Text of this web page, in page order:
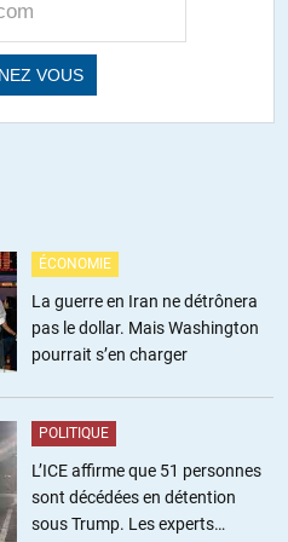
sur thinkerview est édifiante !
sur https://yetiblog.org/?s=branco
ÉCONOMIE
La guerre en Iran ne détrônera
pas le dollar. Mais Washington
pourrait s’en charger
POLITIQUE
L’ICE affirme que 51 personnes
sont décédées en détention
sous Trump. Les experts